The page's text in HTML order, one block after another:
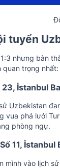
tuyển
nhưng bàn
quan trọng nhất:
İstanbul
Uzbekistan
vua phá lưới
phòng ngự.
11, İstanbul
mình vào lịch